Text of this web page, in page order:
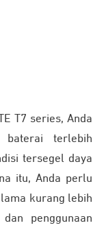
T7 series, Anda
baterai terlebih
tersegel daya
itu, Anda perlu
kurang lebih
penggunaan